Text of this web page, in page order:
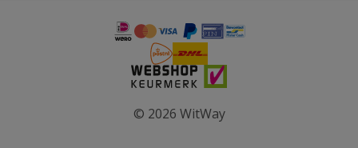
© 2026 WitWay